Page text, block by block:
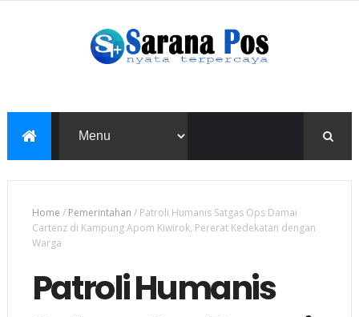
Home / Pemerintahan / Patroli Humanis Satgas Ops Damai
Cartenz di Kampung Apom Kiwirok, Pererat Kedekatan dengan
Warga
Patroli Humanis